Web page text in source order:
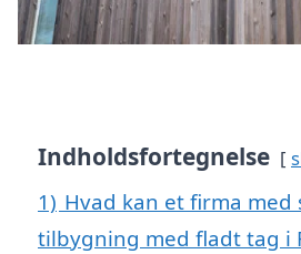
Indholdsfortegnelse
1) Hvad kan et firma med
tilbygning med fladt tag i